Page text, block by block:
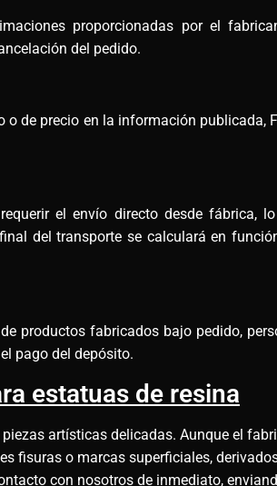
proporcionadas por el
del pedido.
de precio en la información publicada,
el envío directo desde
del transporte se calculará en
productos fabricados bajo pedido,
pago del depósito.
estatuas de resina
artísticas delicadas. Aunque el
fisuras o marcas superficiales,
con nosotros de inmediato,